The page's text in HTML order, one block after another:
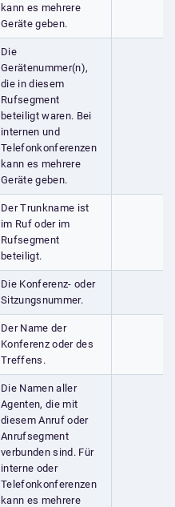
kann es mehrere
Geräte geben.
Die
Gerätenummer(n),
die in diesem
Rufsegment
beteiligt waren. Bei
internen und
Telefonkonferenzen
kann es mehrere
Geräte geben.
Der Trunkname ist
im Ruf oder im
Rufsegment
beteiligt.
Die Konferenz- oder
Sitzungsnummer.
Der Name der
Konferenz oder des
Treffens.
Die Namen aller
Agenten, die mit
diesem Anruf oder
Anrufsegment
verbunden sind. Für
interne oder
Telefonkonferenzen
kann es mehrere